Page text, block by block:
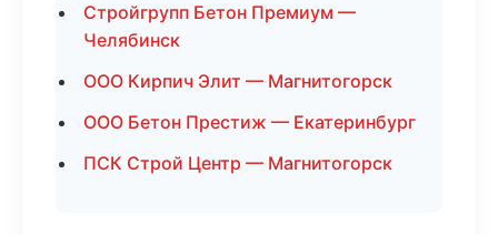
Стройгрупп Бетон Премиум —
Челябинск
ООО Кирпич Элит — Магнитогорск
ООО Бетон Престиж — Екатеринбург
ПСК Строй Центр — Магнитогорск